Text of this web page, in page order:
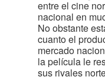
entre el cine
nacional en
No obstante
cuanto el
mercado
la película le
sus rivales